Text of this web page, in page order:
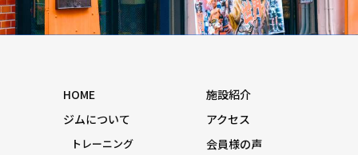
HOME
ジムについて
トレーニング
施設紹介
アクセス
会員様の声